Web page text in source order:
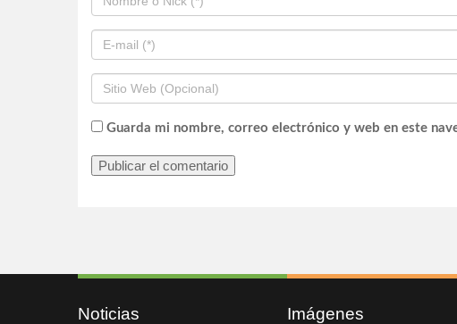
Guarda mi nombre, correo electrónico y web en este
Noticias Imágenes